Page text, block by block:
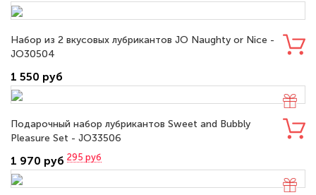
Набор из 2 вкусовых лубрикантов JO Naughty or Nice -
JO30504
1 550 руб
Подарочный набор лубрикантов Sweet and Bubbly
Pleasure Set - JO33506
1 970 руб 295 руб